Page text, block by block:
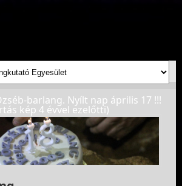
alatt - feltáró barlangkutatások
barlang. Nyílt nap április 17 !!!
kép 4 évvel ezelőtti)